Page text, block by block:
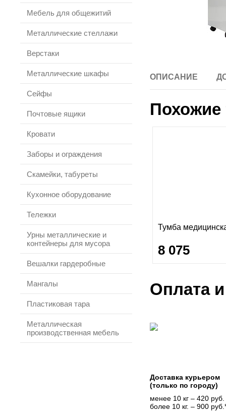
Мебель для общежитий
Металлические стеллажи
Верстаки
Металлические шкафы
Сейфы
Почтовые ящики
Кровати
Заборы и ограждения
Скамейки, табуреты
Кухонное оборудование
Тележки
Урны металлические и
контейнеры для мусора
Вешалки гардеробные
Мангалы
Пластиковая тара
Металлическая
производственная мебель
ОПИСАНИЕ
Тумба
8 075
Оплата
Доставка курьером
(только по городу)
менее 10 кг – 420 руб.
более 10 кг. – 900